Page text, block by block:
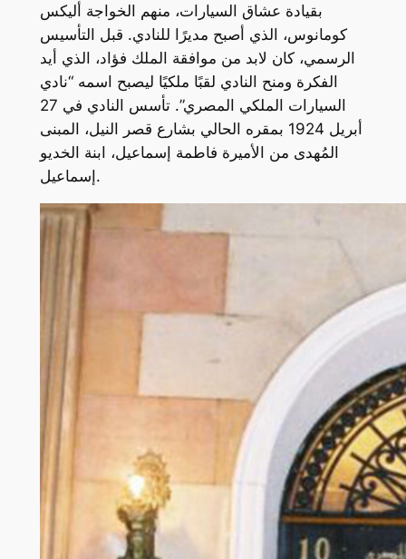
بقيادة عشاق السيارات، منهم الخواجة أليكس
كومانوس، الذي أصبح مديرًا للنادي. قبل التأسيس
الرسمي، كان لابد من موافقة الملك فؤاد، الذي أيد
الفكرة ومنح النادي لقبًا ملكيًا ليصبح اسمه “نادي
السيارات الملكي المصري”. تأسس النادي في 27
أبريل 1924 بمقره الحالي بشارع قصر النيل، المبنى
المُهدى من الأميرة فاطمة إسماعيل، ابنة الخديو
إسماعيل.